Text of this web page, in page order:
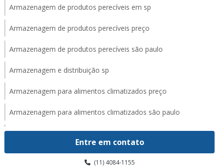
Armazenagem de produtos perecíveis em sp
Armazenagem de produtos perecíveis preço
Armazenagem de produtos perecíveis são paulo
Armazenagem e distribuição sp
Armazenagem para alimentos climatizados preço
Armazenagem para alimentos climatizados são paulo
Armazenagem para alimentos climatizados valor
Armazenagem para alimentos congelados em sp
Entre em contato
(11) 4084-1155